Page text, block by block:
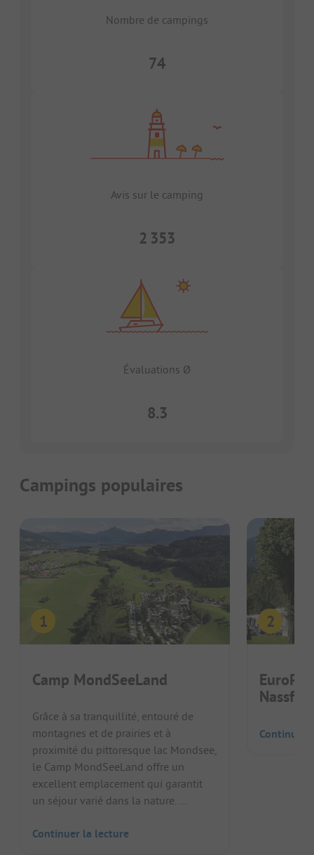
Nombre de campings
74
Avis sur le camping
2 353
Évaluations Ø
8.3
Campings populaires
Camp MondSeeLand
Grâce à sa tranquillité, entouré de
montagnes et de prairies et à
proximité du pittoresque lac Mondsee,
le Camp MondSeeLand offre un
excellent emplacement qui garantit
un séjour varié dans la nature. ...
Continuer la lecture
Nassfeld
Continuer